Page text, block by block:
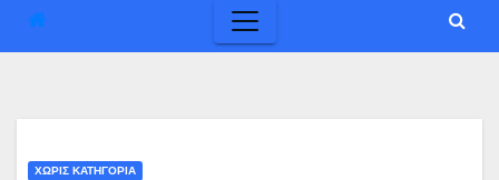
ΧΩΡΊΣ ΚΑΤΗΓΟΡΊΑ